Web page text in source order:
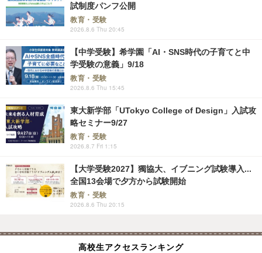
試制度パンフ公開
教育・受験
2026.8.6 Thu 20:45
【中学受験】希学園「AI・SNS時代の子育てと中
学受験の意義」9/18
教育・受験
2026.8.6 Thu 15:45
東大新学部「UTokyo College of Design」入試攻
略セミナー9/27
教育・受験
2026.8.7 Fri 1:15
【大学受験2027】獨協大、イブニング試験導入...
全国13会場で夕方から試験開始
教育・受験
2026.8.6 Thu 20:15
高校生アクセスランキング